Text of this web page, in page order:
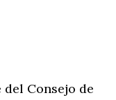
Consejo de